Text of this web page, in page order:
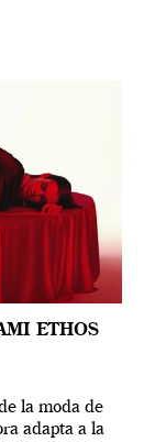
ETHOS
la moda de
adapta a la